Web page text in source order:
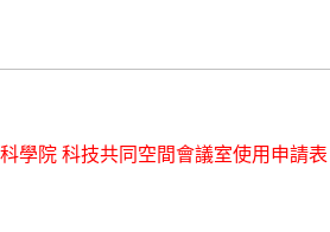
學院 科技共同空間會議室使用申請表